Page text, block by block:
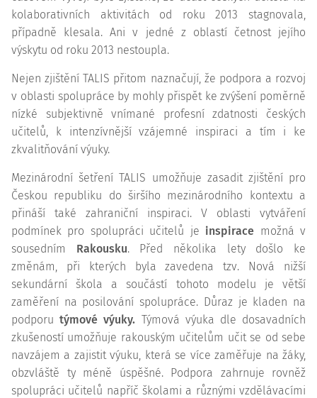
kolaborativních aktivitách od roku 2013 stagnovala,
případně klesala. Ani v jedné z oblastí četnost jejího
výskytu od roku 2013 nestoupla.
Nejen zjištění TALIS přitom naznačují, že podpora a rozvoj
v oblasti spolupráce by mohly přispět ke zvýšení poměrně
nízké subjektivně vnímané profesní zdatnosti českých
učitelů, k intenzívnější vzájemné inspiraci a tím i ke
zkvalitňování výuky.
Mezinárodní šetření TALIS umožňuje zasadit zjištění pro
Českou republiku do širšího mezinárodního kontextu a
přináší také zahraniční inspiraci. V oblasti vytváření
podmínek pro spolupráci učitelů je inspirace možná v
sousedním Rakousku. Před několika lety došlo ke
změnám, při kterých byla zavedena tzv. Nová nižší
sekundární škola a součástí tohoto modelu je větší
zaměření na posilování spolupráce. Důraz je kladen na
podporutýmové výuky. Týmová výuka dle dosavadních
zkušeností umožňuje rakouským učitelům učit se od sebe
navzájem a zajistit výuku, která se více zaměřuje na žáky,
obzvláště ty méně úspěšné. Podpora zahrnuje rovněž
spolupráci učitelů napříč školami a různými vzdělávacími